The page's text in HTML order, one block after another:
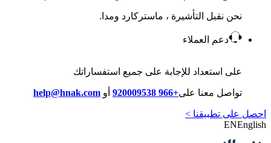
نحن نقبل التأشيرة ، ماستركارد ومدا.
دعم العملاء
على استعداد للإجابة على جميع استفساراتك
تواصل معنا على+966 920009538 أو help@hnak.com
احصل على تطبيقنا >
ENEnglish